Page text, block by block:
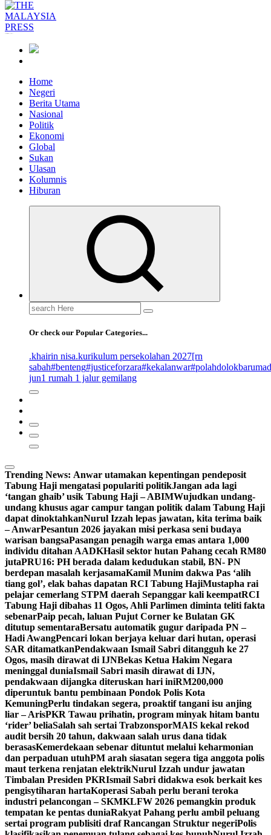
Home
Negeri
Berita Utama
Nasional
Politik
Ekonomi
Global
Sukan
Ulasan
Kolumnis
Hiburan
Search
for:
Or check our Popular Categories...
.khairin nisa.kurikulum persekolahan 2027[rn
sabah#benteng#justiceforzara#kekalanwar
jun1 rumah 1 jalur gemilang
Trending News: Anwar utamakan kepentingan pendeposit
Tabung Haji mengatasi populariti politikJangan ada lagi
‘tangan ghaib’ usik Tabung Haji – ABIMWujudkan undang-
undang khusus agar campur tangan politik dalam Tabung Haji
dapat dinoktahkanNurul Izzah lepas jawatan, kita terima baik
– AnwarPesantun 2026 jayakan misi perkasa seni budaya
warisan bangsaPasangan penagih warga emas antara 1,000
individu ditahan AADKHasil sektor hutan Pahang cecah RM80
jutaPRU16: PH berada dalam kedudukan stabil, BN- PN
berdepan masalah kerjasamaKamil Munim dakwa Pas ‘alih
tiang gol’, elak bahas dapatan RCI Tabung HajiMustapha rai
pelajar cemerlang STPM daerah Sepanggar kali keempatRCI
Tabung Haji dibahas 11 Ogos, Ahli Parlimen diminta teliti fakta
sebenarPaip pecah, laluan Pujut Corner ke Bulatan GK
ditutup sementaraBersatu automatik gugur daripada PN –
Hadi AwangPencari lokan berjaya keluar dari hutan, operasi
SAR ditamatkanPendakwaan Ismail Sabri ditangguh ke 27
Ogos, masih dirawat di IJNBekas Ketua Hakim Negara
meninggal duniaIsmail Sabri masih dirawat di IJN,
pendakwaan dijangka diteruskan hari iniRM200,000
diperuntuk bantu pembinaan Pondok Polis Kota
KemuningPerlu tindakan segera, proaktif tangani isu anjing
liar – ArisPKR Tawau prihatin, program minyak hitam bantu
‘rider’ beliaSalah sah sertai TrabzonsporMAIS kekal rekod
audit bersih 20 tahun, dakwaan salah urus dana tidak
berasasKemerdekaan sebenar dituntut melalui keharmonian
dan perpaduan utuhPM arah siasatan segera tiga anggota polis
maut terkena renjatan elektrikNurul Izzah undur jawatan
Timbalan Presiden PKRIsmail Sabri didakwa esok berkait kes
pengisytiharan hartaKoperasi Sabah perlu berani teroka
industri pelancongan – SKMKLFW 2026 pemangkin produk
tempatan ke pentas duniaRakyat Pahang perlu ambil peluang
sertai program publisiti draf Rancangan Struktur negeriPolis